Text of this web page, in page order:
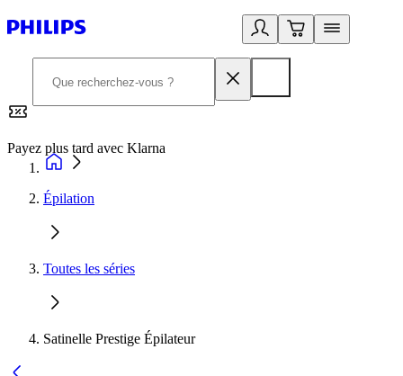
Payez plus tard avec Klarna
Épilation
Toutes les séries
Satinelle Prestige Épilateur